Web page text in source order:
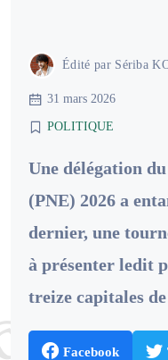
Édité par Sériba
31 mars 2026
POLITIQUE
Une délégation
(PNE) 2026 a
dernier, une
à présenter ledit
treize capitales
Facebook